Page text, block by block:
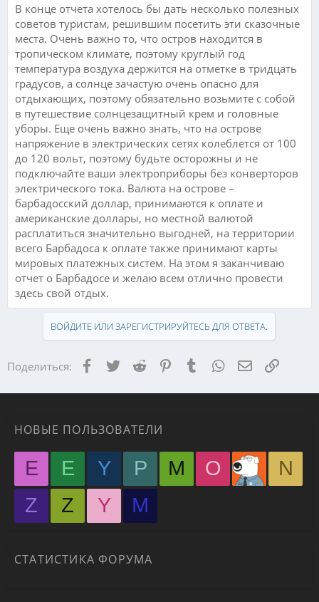
В конце отчета хотелось бы дать несколько полезных
советов туристам, решившим посетить эти сказочные
места. Очень важно то, что остров находится в
тропическом климате, поэтому круглый год
температура воздуха держится на отметке в тридцать
градусов, а солнце зачастую очень опасно для
отдыхающих, поэтому обязательно возьмите с собой
в путешествие солнцезащитный крем и головные
уборы. Еще очень важно знать, что на острове
напряжение в электрических сетях колеблется от 100
до 120 вольт, поэтому будьте осторожны и не
подключайте ваши электроприборы без конверторов
электрического тока. Валюта на острове –
барбадосский доллар, принимаются к оплате и
американские доллары, но местной валютой
расплатиться значительно выгодней, на территории
всего Барбадоса к оплате также принимают карты
мировых платежных систем. На этом я заканчиваю
отчет о Барбадосе и желаю всем отлично провести
здесь свой отдых.
ВОЙДИТЕ ИЛИ ЗАРЕГИСТРИРУЙТЕСЬ ДЛЯ ОТВЕТА.
Поделиться: Facebook
TwitterReddit PinterestTumblr WhatsApp Ссылка
НОВЫЕ ПОЛЬЗОВАТЕЛИ
E E Y P M O
N
Z
Z Y М
СТАТИСТИКА ФОРУМА